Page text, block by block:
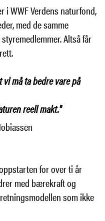
i WWF Verdens naturfond,
med de samme
Altså får
må ta bedre vare på
reell makt."
for over ti år
med bærekraft og
som ikke